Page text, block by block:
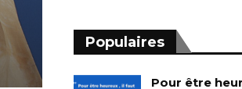
Populaires
Pour être